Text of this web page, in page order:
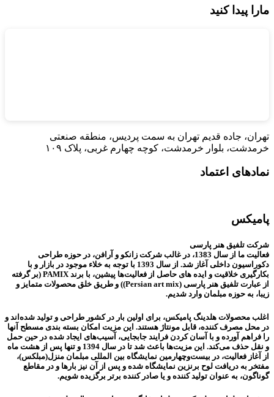
مارا پیدا کنید
تهران، جاده قدیم تهران به سمت پردیس، منطقه صنعتی
خرمدشت، بلوار خرمدشت، کوچه چهارم غربی، پلاک ۱۰۹
نمادهای اعتماد
پامیکس
شرکت تلفیق هنر پارسی
فعالیت ما از سال 1383، در غالب شرکت زانکو و آرافن، در حوزه طراحی
دکوراسیون داخلی آغاز شد. از سال 1393 با توجه به خلاء موجود در بازار و با
بکارگیری خلاقیت و ایده های حاصل از فعالیت‌ها پیشین، با برند PAMIX (بر گرفته
از عبارت تلفیق هنر پارسی (Persian art mix)) و طریق خلق محصولات متمایز و
زیبا، به حوزه مبلمان وارد شدیم.
اغلب محصولات هلدینگ پامیکس، برای اولین بار در کشور طراحی و تولید شده‌اند و
در محل مصرف کننده، قابل مونتاژ هستند. این مزیت امکان بسته بندی مسطح آنها
را فراهم آورده و با آسان کردن فرایند جابجایی، آسیب‌های ایجاد شده در حین حمل
و نقل حذف می‌کند. این مزیت‌ها باعث شد تا در سال 1394 و تنها پس از هشت ماه
از آغاز فعالیت، در بیست‌وچهارمین نمایشگاه بین المللی مبلمان منزل(مبلکس)،
مفتخر به دریافت لوح برنزین نمایشگاه شده و پس از آن نیز بارها و در مقاطع
گوناگون، به عنوان تولید کننده و یا صادر کننده برتر برگزیده شویم.